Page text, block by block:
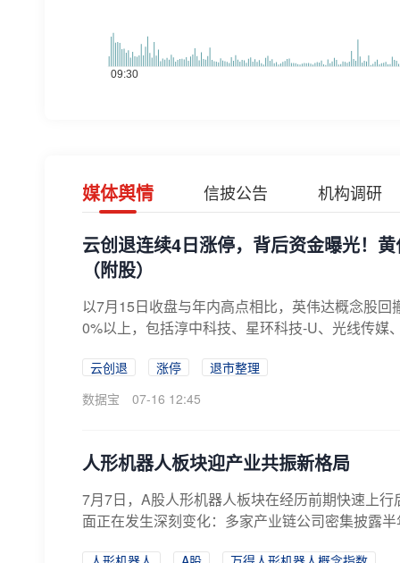
媒体舆情 信披公告 机构调研
云创退连续4日涨停，背后资金曝光！
（附股）
以7月15日收盘与年内高点相比，英伟达概念股
0%以上，包括淳中科技、星环科技-U、光线传媒
云创退 涨停
退市整理
数据宝
07-16 12:45
人形机器人板块迎产业共振新格局
7月7日，A股人形机器人板块在经历前期快速上
面正在发生深刻变化：多家产业链公司密集披露